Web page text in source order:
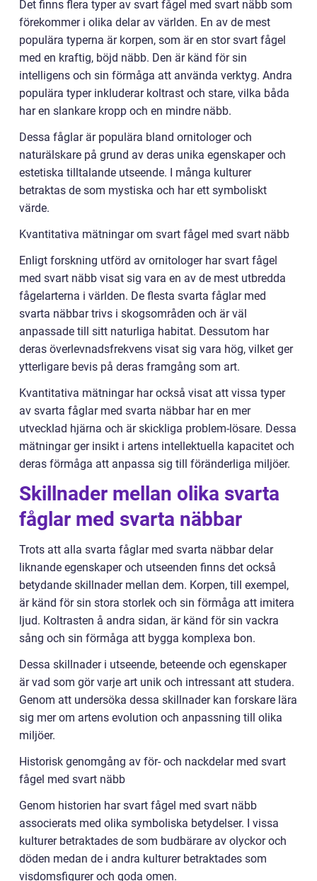
Det finns flera typer av svart fågel med svart näbb som
förekommer i olika delar av världen. En av de mest
populära typerna är korpen, som är en stor svart fågel
med en kraftig, böjd näbb. Den är känd för sin
intelligens och sin förmåga att använda verktyg. Andra
populära typer inkluderar koltrast och stare, vilka båda
har en slankare kropp och en mindre näbb.
Dessa fåglar är populära bland ornitologer och
naturälskare på grund av deras unika egenskaper och
estetiska tilltalande utseende. I många kulturer
betraktas de som mystiska och har ett symboliskt
värde.
Kvantitativa mätningar om svart fågel med svart näbb
Enligt forskning utförd av ornitologer har svart fågel
med svart näbb visat sig vara en av de mest utbredda
fågelarterna i världen. De flesta svarta fåglar med
svarta näbbar trivs i skogsområden och är väl
anpassade till sitt naturliga habitat. Dessutom har
deras överlevnadsfrekvens visat sig vara hög, vilket ger
ytterligare bevis på deras framgång som art.
Kvantitativa mätningar har också visat att vissa typer
av svarta fåglar med svarta näbbar har en mer
utvecklad hjärna och är skickliga problem-lösare. Dessa
mätningar ger insikt i artens intellektuella kapacitet och
deras förmåga att anpassa sig till föränderliga miljöer.
Skillnader mellan olika svarta
fåglar med svarta näbbar
Trots att alla svarta fåglar med svarta näbbar delar
liknande egenskaper och utseenden finns det också
betydande skillnader mellan dem. Korpen, till exempel,
är känd för sin stora storlek och sin förmåga att imitera
ljud. Koltrasten å andra sidan, är känd för sin vackra
sång och sin förmåga att bygga komplexa bon.
Dessa skillnader i utseende, beteende och egenskaper
är vad som gör varje art unik och intressant att studera.
Genom att undersöka dessa skillnader kan forskare lära
sig mer om artens evolution och anpassning till olika
miljöer.
Historisk genomgång av för- och nackdelar med svart
fågel med svart näbb
Genom historien har svart fågel med svart näbb
associerats med olika symboliska betydelser. I vissa
kulturer betraktades de som budbärare av olyckor och
döden medan de i andra kulturer betraktades som
visdomsfigurer och goda omen.